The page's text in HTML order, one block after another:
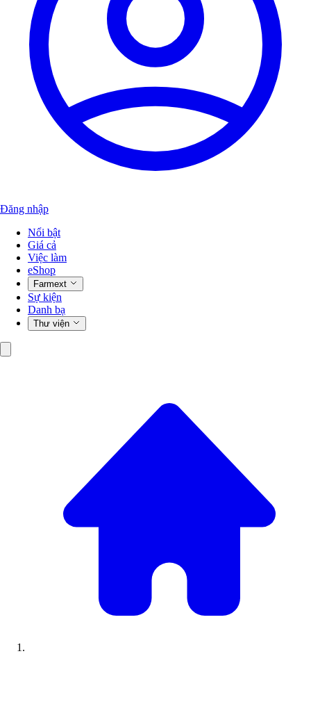
Đăng nhập
Nổi bật
Giá cả
Việc làm
eShop
Farmext
Sự kiện
Danh bạ
Thư viện